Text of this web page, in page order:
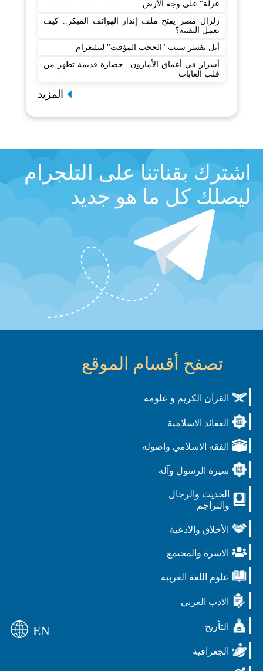
عزلة" على وجه الأرض
زلزال مصر يفتح ملف إنذار الهواتف المبكر.. كيف
تعمل التقنية؟
أبل تفسر سبب "الحجب المؤقت" لتيليغرام
أسرار في أعماق الأمازون.. حضارة قديمة تظهر من
قلب الغابات
المزيد
اشترك بقناتنا على التلجرام
ليصلك كل ما هو جديد
تصفح أقسام الموقع
القرآن الكريم و علومه
العقائد الاسلامية
الفقه الاسلامي واصوله
سيرة الرسول وآله
الحديث والرجال
والتراجم
الأخلاق والادعية
الاسرة والمجتمع
علوم اللغة العربية
الادب العربي
التأريخ
الجغرافية
EN